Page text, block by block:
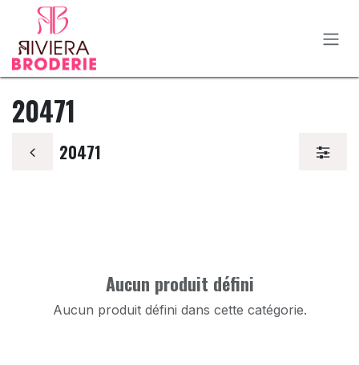
Se rendre au contenu
20471
20471
Aucun produit défini
Aucun produit défini dans cette catégorie.